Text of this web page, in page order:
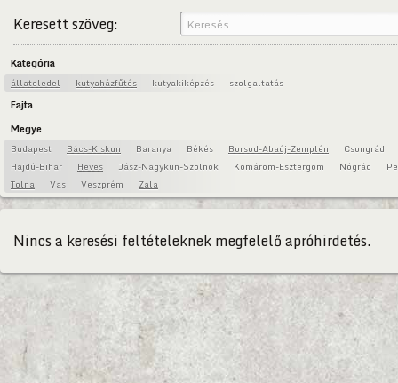
Keresett szöveg:
Kategória
állateledel kutyaházfűtés kutyakiképzés szolgaltatás
Fajta
Megye
Budapest Bács-Kiskun Baranya Békés Borsod-Abaúj-Zemplén
Csongrád
Hajdú-Bihar
Heves Jász-Nagykun-Szolnok Komárom-Esztergom Nógrád
Tolna
Vas Veszprém Zala
Nincs a keresési feltételeknek megfelelő apróhirdetés.